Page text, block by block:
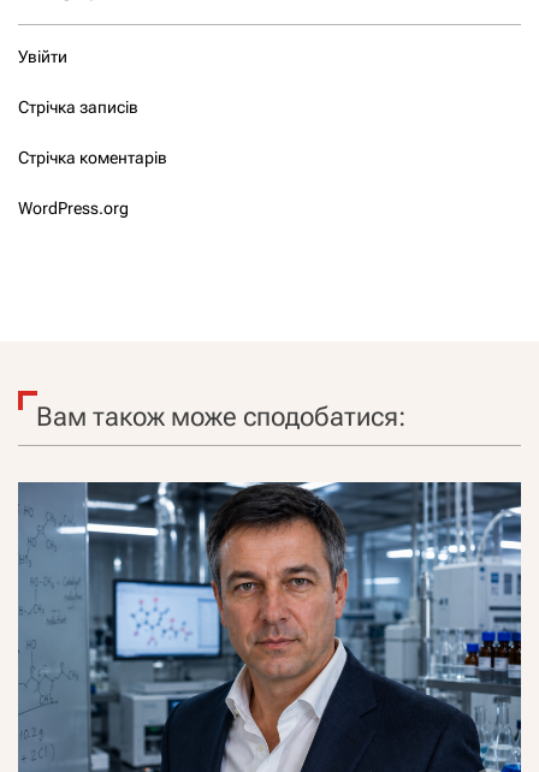
Увійти
Стрічка записів
Стрічка коментарів
WordPress.org
Вам також може сподобатися: